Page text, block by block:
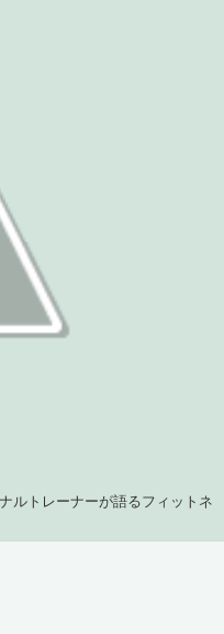
ルトレーナーが語るフィットネ